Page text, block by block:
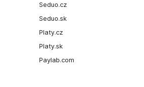
Seduo.cz
Seduo.sk
Platy.cz
Platy.sk
Paylab.com